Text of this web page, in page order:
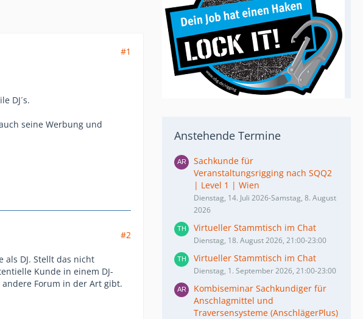
#1
DJ´s.
seine Werbung und
#2
DJ. Stellt das nicht
Kunde in einem DJ-
andere Forum in der Art gibt.
Anstehende Termine
Sachkunde für
Veranstaltungsrigging nach SQQ2
| Level 1 | Wien
Dienstag, 14. Juli 2026-Samstag, 8. August
2026
Virtueller Stammtisch im Chat
Dienstag, 18. August 2026, 21:00-23:00
Virtueller Stammtisch im Chat
Dienstag, 1. September 2026, 21:00-23:00
Kombiseminar Sachkundiger für
Anschlagmittel und
Traversensysteme (AnschlägerPlus)